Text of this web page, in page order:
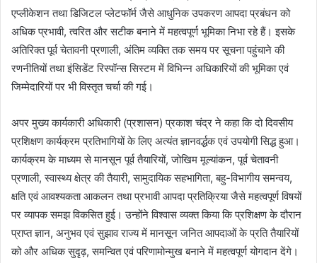
एप्लीकेशन तथा डिजिटल प्लेटफॉर्म जैसे आधुनिक उपकरण आपदा प्रबंधन को
अधिक प्रभावी, त्वरित और सटीक बनाने में महत्वपूर्ण भूमिका निभा रहे हैं। इसके
अतिरिक्त पूर्व चेतावनी प्रणाली, अंतिम व्यक्ति तक समय पर सूचना पहुंचाने की
रणनीतियों तथा इंसिडेंट रिस्पॉन्स सिस्टम में विभिन्न अधिकारियों की भूमिका एवं
जिम्मेदारियों पर भी विस्तृत चर्चा की गई।
अपर मुख्य कार्यकारी अधिकारी (प्रशासन) प्रकाश चंद्र ने कहा कि दो दिवसीय
प्रशिक्षण कार्यक्रम प्रतिभागियों के लिए अत्यंत ज्ञानवर्द्धक एवं उपयोगी सिद्ध हुआ।
कार्यक्रम के माध्यम से मानसून पूर्व तैयारियों, जोखिम मूल्यांकन, पूर्व चेतावनी
प्रणाली, स्वास्थ्य क्षेत्र की तैयारी, सामुदायिक सहभागिता, बहु-विभागीय समन्वय,
क्षति एवं आवश्यकता आकलन तथा प्रभावी आपदा प्रतिक्रिया जैसे महत्वपूर्ण विषयों
पर व्यापक समझ विकसित हुई। उन्होंने विश्वास व्यक्त किया कि प्रशिक्षण के दौरान
प्राप्त ज्ञान, अनुभव एवं सुझाव राज्य में मानसून जनित आपदाओं के प्रति तैयारियों
को और अधिक सुदृढ़, समन्वित एवं परिणामोन्मुख बनाने में महत्वपूर्ण योगदान देंगे।